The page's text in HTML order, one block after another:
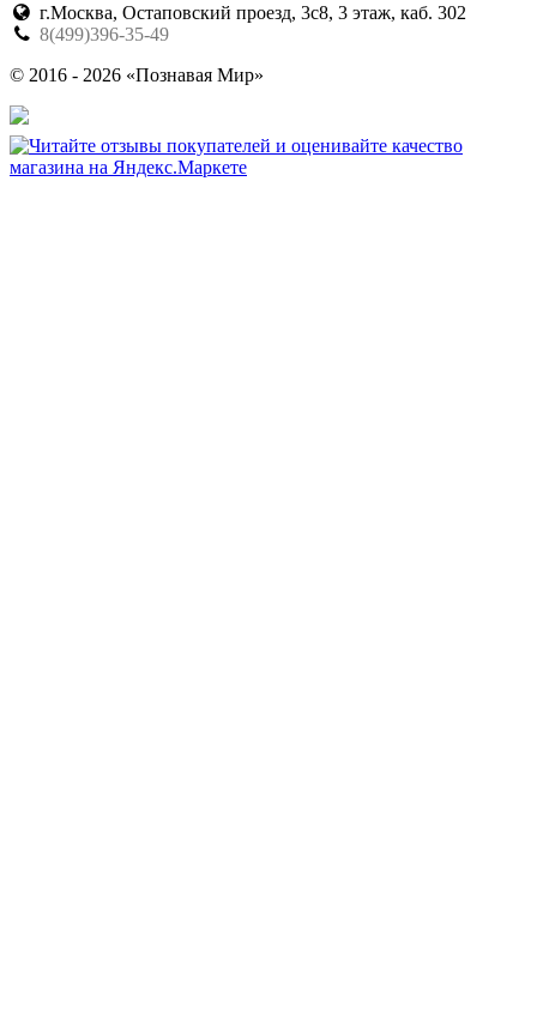
г.Москва, Остаповский проезд, 3с8, 3 этаж, каб. 302
8(499)396-35-49
© 2016 - 2026 «Познавая Мир»